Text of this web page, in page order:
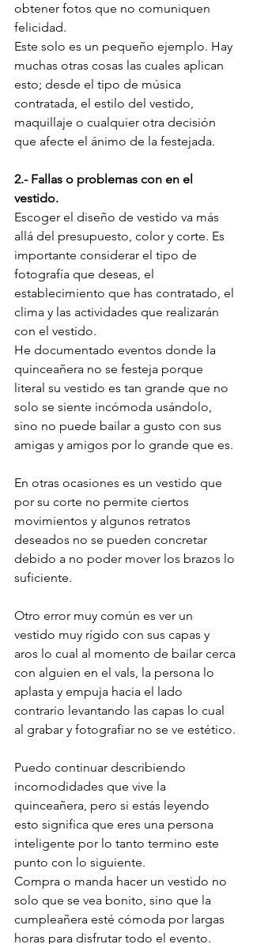
obtener fotos que no comuniquen
felicidad.
Este solo es un pequeño ejemplo. Hay
muchas otras cosas las cuales aplican
esto; desde el tipo de música
contratada, el estilo del vestido,
maquillaje o cualquier otra decisión
que afecte el ánimo de la festejada.
2.- Fallas o problemas con en el
vestido.
Escoger el diseño de vestido va más
allá del presupuesto, color y corte. Es
importante considerar el tipo de
fotografía que deseas, el
establecimiento que has contratado, el
clima y las actividades que realizarán
con el vestido.
He documentado eventos donde la
quinceañera no se festeja porque
literal su vestido es tan grande que no
solo se siente incómoda usándolo,
sino no puede bailar a gusto con sus
amigas y amigos por lo grande que es.
En otras ocasiones es un vestido que
por su corte no permite ciertos
movimientos y algunos retratos
deseados no se pueden concretar
debido a no poder mover los brazos lo
suficiente.
Otro error muy común es ver un
vestido muy rígido con sus capas y
aros lo cual al momento de bailar cerca
con alguien en el vals, la persona lo
aplasta y empuja hacia el lado
contrario levantando las capas lo cual
al grabar y fotografiar no se ve estético.
Puedo continuar describiendo
incomodidades que vive la
quinceañera, pero si estás leyendo
esto significa que eres una persona
inteligente por lo tanto termino este
punto con lo siguiente.
Compra o manda hacer un vestido no
solo que se vea bonito, sino que la
cumpleañera esté cómoda por largas
horas para disfrutar todo el evento.